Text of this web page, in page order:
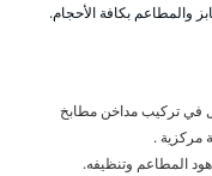
والمطاعم بكافة الأحجام.
في تركيب مداخن مطابخ
مركزية .
المطاعم وتنظيفه.